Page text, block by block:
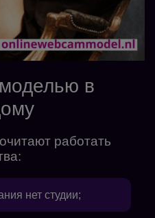
в
работать
нет студии;